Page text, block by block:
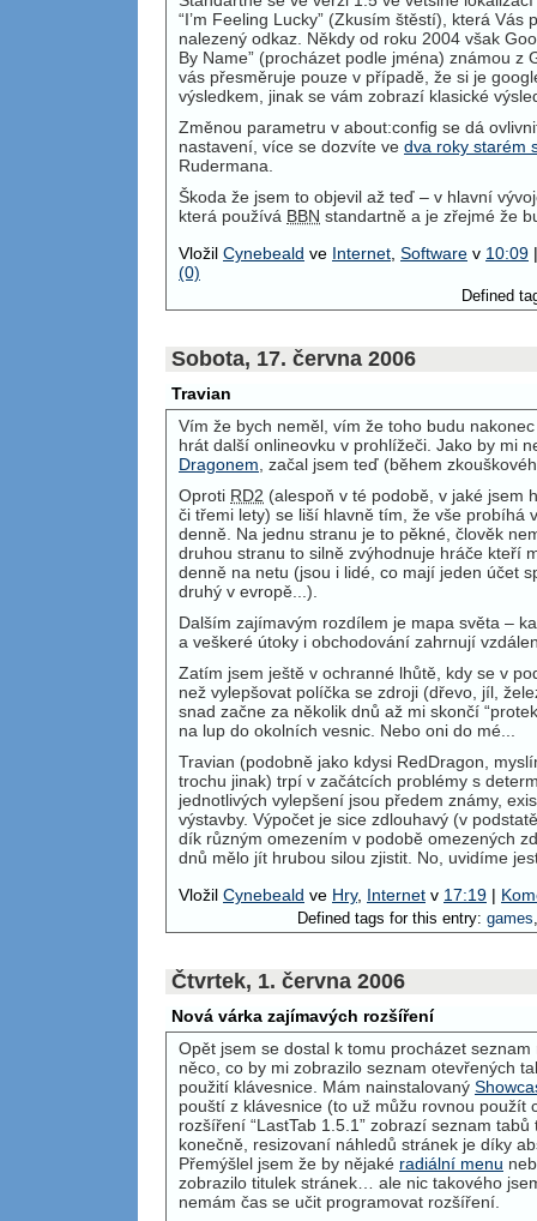
“I’m Feeling Lucky” (Zkusím štěstí), která Vás
nalezený odkaz. Někdy od roku 2004 však
By Name” (procházet podle jména) známou z
vás přesměruje pouze v případě, že si je
výsledkem, jinak se vám zobrazí klasické
Změnou parametru v about:config se dá
nastavení, více se dozvíte ve dva roky starém
Rudermana.
Škoda že jsem to objevil až teď – v hlavní
která používá BBN standartně a je zřejmé že
Vložil Cynebeald ve Internet Software v 10:09
(0)
Defined
Sobota, 17. června 2006
Travian
Vím že bych neměl, vím že toho budu
hrát další onlineovku v prohlížeči. Jako by mi
Dragonem , začal jsem teď (během
Oproti RD2 (alespoň v té podobě, v jaké jsem
či třemi lety) se liší hlavně tím, že vše probíhá
denně. Na jednu stranu je to pěkné, člověk
druhou stranu to silně zvýhodnuje hráče kteří
denně na netu (jsou i lidé, co mají jeden účet
druhý v evropě...).
Dalším zajímavým rozdílem je mapa světa –
a veškeré útoky i obchodování zahrnují
Zatím jsem ještě v ochranné lhůtě, kdy se v
než vylepšovat políčka se zdroji (dřevo, jíl,
snad začne za několik dnů až mi skončí
na lup do okolních vesnic. Nebo oni do mé...
Travian (podobně jako kdysi RedDragon,
trochu jinak) trpí v začátcích problémy s
jednotlivých vylepšení jsou předem známy,
výstavby. Výpočet je sice zdlouhavý (v
dík různým omezením v podobě omezených
dnů mělo jít hrubou silou zjistit. No, uvidíme
Vložil Cynebeald ve Hry, Internet v 17:19 |
Defined tags for this entry: games
Čtvrtek, 1. června 2006
Nová várka zajímavých rozšíření
Opět jsem se dostal k tomu procházet
něco, co by mi zobrazilo seznam otevřených
použití klávesnice. Mám nainstalovaný
pouští z klávesnice (to už můžu rovnou použít
rozšíření “LastTab 1.5.1” zobrazí seznam
konečně, resizovaní náhledů stránek je díky
Přemýšlel jsem že by nějaké radiální menu
zobrazilo titulek stránek… ale nic takového
nemám čas se učit programovat rozšíření.